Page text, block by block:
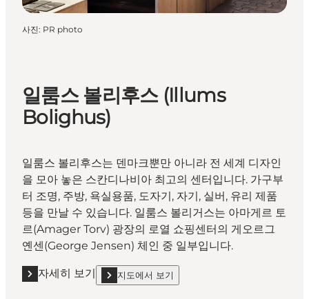
사진: PR photo
일룸스 볼리후스 (Illums
Bolighus)
일룸스 볼리후스는 덴마크뿐만 아니라 전 세계 디자인
을 모아 놓은 스칸디나비아 최고의 센터입니다. 가구부
터 조명, 주방, 욕실용품, 도자기, 자기, 실버, 유리 제품
등을 만날 수 있습니다. 일룸스 볼리거스는 아마게르 토
르(Amager Torv) 광장의 로열 쇼핑센터의 게오르그
옌센(George Jensen) 체인 중 일부입니다.
자세히 보기
자세히 보기 "일룸스 볼리후스 (Illums Bolighus)"
지도에서 보기
show 일룸스 볼리후스 (Illums Bolighus) on_map